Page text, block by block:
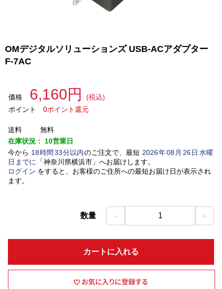
OMデジタルソリューションズ USB-ACアダプター
F-7AC
価格 6,160円
(税込)
ポイント
0ポイント還元
送料
無料
在庫状況： 10営業日
今から 18時間 33分以内のご注文で、最短 2026年08 月 26日水曜
日 までに 「神奈川県横浜市」 へお届けします。
ログイン をすると、お客様のご住所への最短お届け日が表示され
ます。
数量 － 1 ＋
カートに入れる